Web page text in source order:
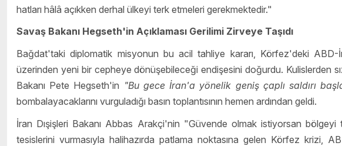
hatları hâlâ açıkken derhal ülkeyi terk etmeleri gerekmektedir."
Savaş Bakanı Hegseth'in Açıklaması Gerilimi Zirveye Taşıdı
Bağdat'taki diplomatik misyonun bu acil tahliye kararı, Körfez'deki
üzerinden yeni bir cepheye dönüşebileceği endişesini doğurdu. Kulislerden
Bakanı Pete Hegseth'in "Bu gece İran'a yönelik geniş çaplı saldırı
bombalayacaklarını vurguladığı basın toplantısının hemen ardından geldi.
İran Dışişleri Bakanı Abbas Arakçi'nin "Güvende olmak istiyorsan
tesislerini vurmasıyla halihazırda patlama noktasına gelen Körfez krizi,